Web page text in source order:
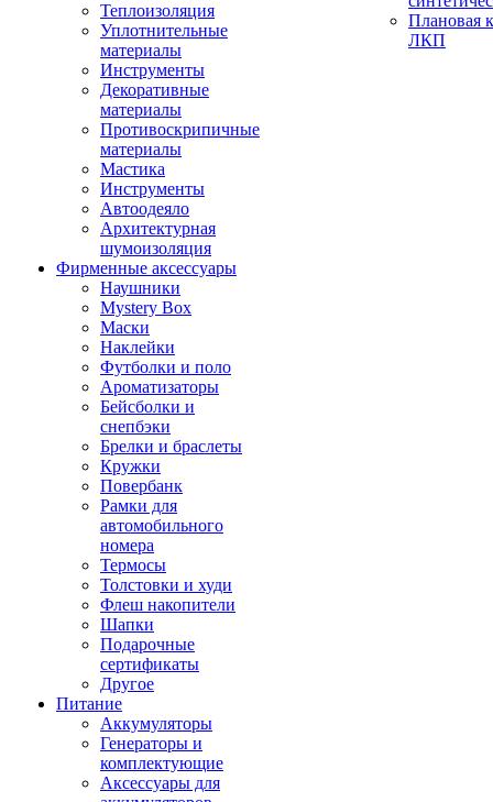
Теплоизоляция
Уплотнительные
материалы
Инструменты
Декоративные
материалы
Противоскрипичные
материалы
Мастика
Инструменты
Автоодеяло
Архитектурная
шумоизоляция
Фирменные аксессуары
Наушники
Mystery Box
Маски
Наклейки
Футболки и поло
Ароматизаторы
Бейсболки и
снепбэки
Брелки и браслеты
Кружки
Повербанк
Рамки для
автомобильного
номера
Термосы
Толстовки и худи
Флеш накопители
Шапки
Подарочные
сертификаты
Другое
Питание
Аккумуляторы
Генераторы и
комплектующие
Аксессуары для
Плановая
ЛКП